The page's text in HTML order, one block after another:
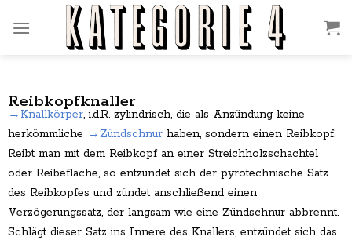
Inhalt
Reibkopfknaller
→Knallkörper, i.d.R. zylindrisch, die als Anzündung keine
herkömmliche →Zündschnur haben, sondern einen Reibkopf.
Reibt man mit dem Reibkopf an einer Streichholzschachtel
oder Reibefläche, so entzündet sich der pyrotechnische Satz
des Reibkopfes und zündet anschließend einen
Verzögerungssatz, der langsam wie eine Zündschnur abbrennt.
Schlägt dieser Satz ins Innere des Knallers, entzündet sich das